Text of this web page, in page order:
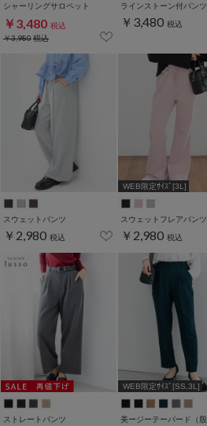
シャーリングサロペット
￥3,480 税込
￥3,980税込
ラインストーン付パンツ
￥3,480 税込
スウェットパンツ
￥2,980 税込
WEB限定ｻｲｽﾞ[3L]
スウェットフレアパンツ
￥2,980 税込
ストレートパンツ
WEB限定ｻｲｽﾞ[SS,3L]